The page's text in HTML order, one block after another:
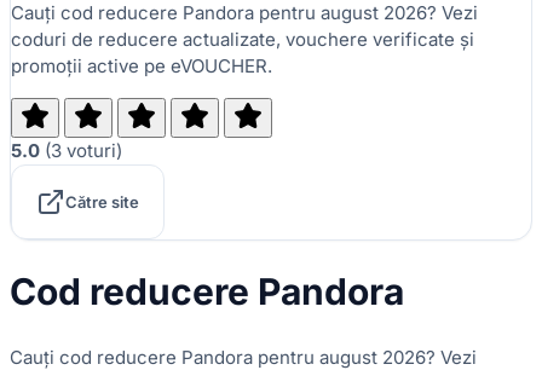
Cauți cod reducere Pandora pentru august 2026? Vezi
coduri de reducere actualizate, vouchere verificate și
promoții active pe eVOUCHER.
5.0 (3 voturi)
Către site
Cod reducere Pandora
Cauți cod reducere Pandora pentru august 2026? Vezi